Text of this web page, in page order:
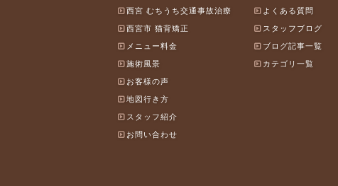
西宮 むちうち交通事故治療
西宮市 猫背矯正
メニュー料金
施術風景
お客様の声
地図行き方
スタッフ紹介
お問い合わせ
よくある質問
スタッフブログ
ブログ記事一覧
カテゴリ一覧